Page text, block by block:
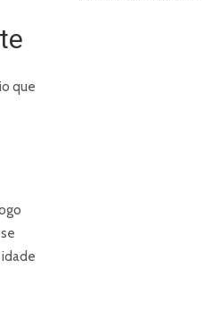
que
idade